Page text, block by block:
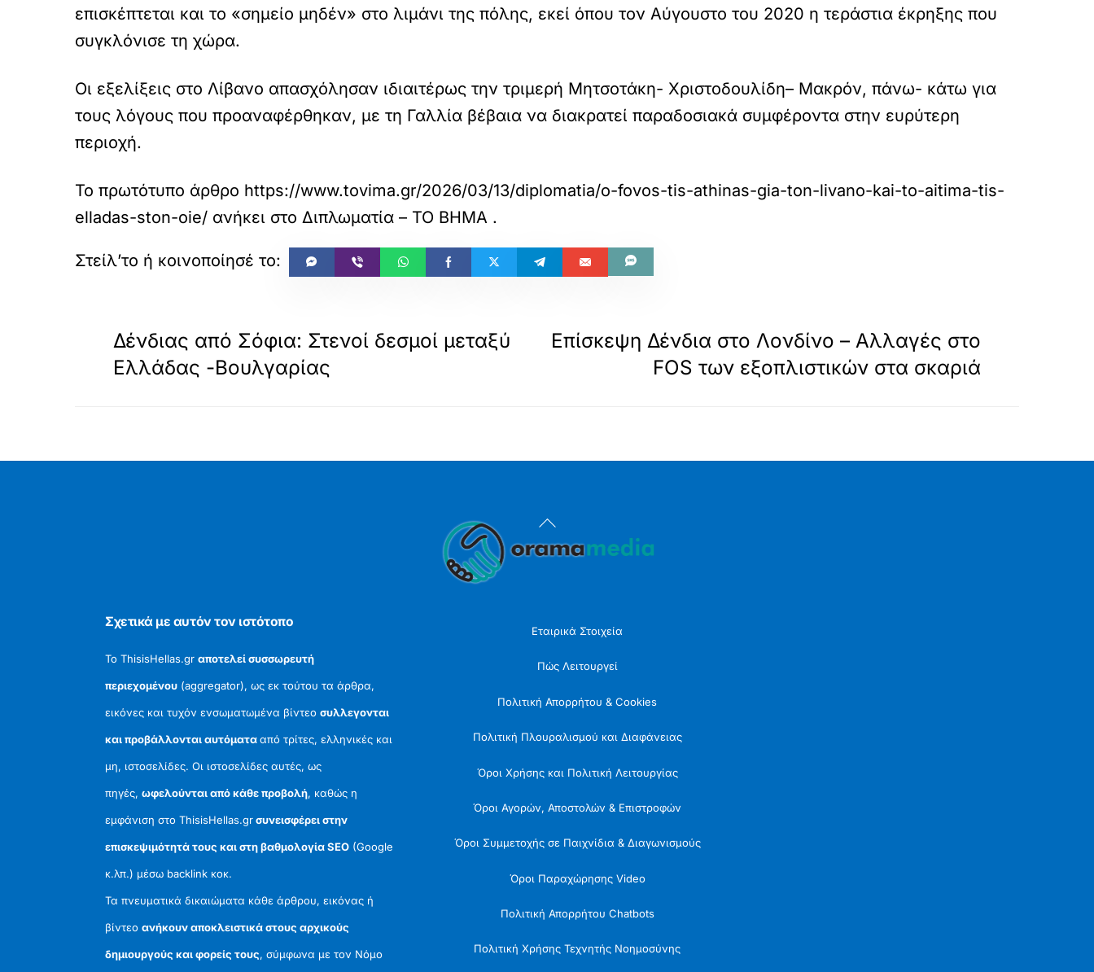
επισκέπτεται και το «σημείο μηδέν» στο λιμάνι της πόλης, εκεί όπου τον Αύγουστο του 2020 η τεράστια έκρηξης που
συγκλόνισε τη χώρα.
Οι εξελίξεις στο Λίβανο απασχόλησαν ιδιαιτέρως την τριμερή Μητσοτάκη- Χριστοδουλίδη– Μακρόν, πάνω- κάτω για
τους λόγους που προαναφέρθηκαν, με τη Γαλλία βέβαια να διακρατεί παραδοσιακά συμφέροντα στην ευρύτερη
περιοχή.
Το πρωτότυπο άρθρο https://www.tovima.gr/2026/03/13/diplomatia/o-fovos-tis-athinas-gia-ton-livano-kai-to-aitima-tis-
elladas-ston-oie/ ανήκει στο Διπλωματία – ΤΟ ΒΗΜΑ .
Δένδιας από Σόφια: Στενοί δεσμοί μεταξύ
Ελλάδας -Βουλγαρίας
Επίσκεψη Δένδια στο Λονδίνο – Αλλαγές στο
FOS των εξοπλιστικών στα σκαριά
Back
To
Σχετικά με αυτόν τον ιστότοπο
Το ThisisHellas.grαποτελεί συσσωρευτή
περιεχομένου (aggregator), ως εκ τούτου τα άρθρα,
εικόνες και τυχόν ενσωματωμένα βίντεοσυλλεγονται
και προβάλλονται αυτόματααπό τρίτες, ελληνικές και
μη, ιστοσελίδες. Οι ιστοσελίδες αυτές, ως
πηγές,ωφελούνται από κάθε προβολή, καθώς η
εμφάνιση στο ThisisHellas.grσυνεισφέρει στην
επισκεψιμότητά τους και στη βαθμολογία SEO (Google
κ.λπ.) μέσω backlink κοκ.
Τα πνευματικά δικαιώματα κάθε άρθρου, εικόνας ή
βίντεοανήκουν αποκλειστικά στους αρχικούς
δημιουργούς και φορείς τους, σύμφωνα με τον Νόμο
Εταιρικά Στοιχεία
Πώς Λειτουργεί
Πολιτική Απορρήτου & Cookies
Πολιτική Πλουραλισμού και Διαφάνειας
Όροι Χρήσης και Πολιτική Λειτουργίας
Όροι Αγορών, Αποστολών & Επιστροφών
Όροι Συμμετοχής σε Παιχνίδια & Διαγωνισμούς
Όροι Παραχώρησης Video
Πολιτική Απορρήτου Chatbots
Πολιτική Χρήσης Τεχνητής Νοημοσύνης